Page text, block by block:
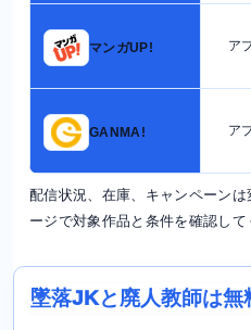
マンガUP! ア
GANMA! ア
配信状況、在庫、キャンペーン
ージで対象作品と条件を確認して
墜落JKと廃人教師は無